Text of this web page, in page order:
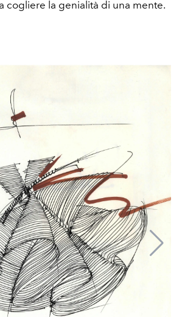
cogliere la genialità di una mente.